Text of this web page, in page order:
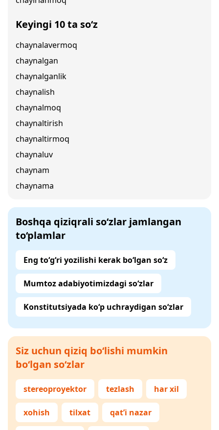
Keyingi 10 ta so‘z
chaynalavermoq
chaynalgan
chaynalganlik
chaynalish
chaynalmoq
chaynaltirish
chaynaltirmoq
chaynaluv
chaynam
chaynama
Boshqa qiziqrali so‘zlar jamlangan
to‘plamlar
Eng to‘g‘ri yozilishi kerak bo‘lgan so‘z
Mumtoz adabiyotimizdagi so‘zlar
Konstitutsiyada ko‘p uchraydigan so‘zlar
Siz uchun qiziq bo‘lishi mumkin
bo‘lgan so‘zlar
stereoproyektor tezlash har xil
xohish tilxat qat’i nazar